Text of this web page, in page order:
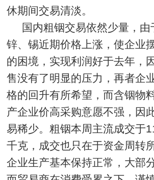
休期间交易清淡。
国内粗铟交易依然少量，由
锌、锡近期价格上涨，使企业
的困境，实现利润好于去年，
售没有了明显的压力，再者企
格的回升有所希望，而含铟物
产企业价高采购意愿不强，因
易稀少。粗铟本周主流成交于
千克，成交也只在于资金周转
企业生产基本保持正常，大部